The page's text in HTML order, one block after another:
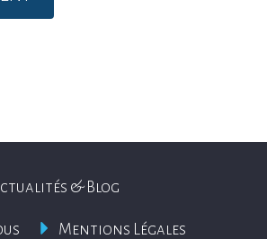
& Blog
Mentions Légales